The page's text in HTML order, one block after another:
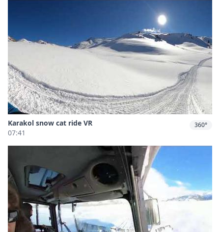
Karakol snow cat ride VR
07:41
360°